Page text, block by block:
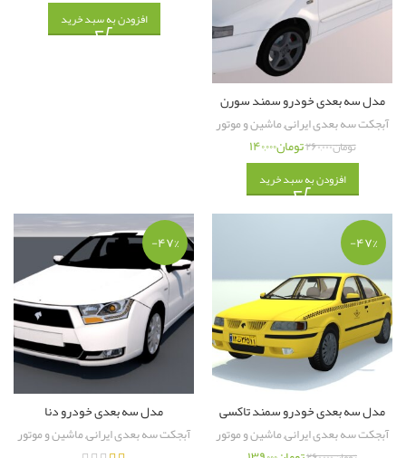
مدل سه بعدی خودرو سمند سورن
آبجکت سه بعدی ایرانی,ماشین و موتور
تومان۲۶۰,۰۰۰تومان۱۴۰,۰۰۰
افزودن به سبد خرید
افزودن به سبد خرید
-۴۷%
مدل سه بعدی خودرو سمند تاکسی
آبجکت سه بعدی ایرانی,ماشین و موتور
-۴۷%
مدل سه بعدی خودرو دنا
آبجکت سه بعدی ایرانی,ماشین و موتور